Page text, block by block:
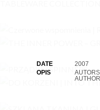
DATE
2007
OPIS